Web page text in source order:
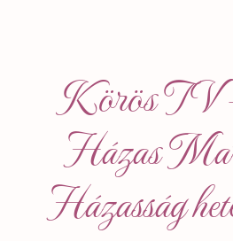
Körös TV
Házas
Házasság